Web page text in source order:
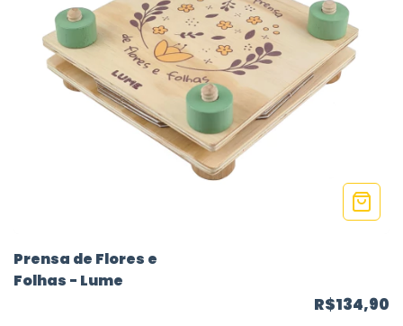
Prensa de Flores e
Folhas - Lume
R$134,90